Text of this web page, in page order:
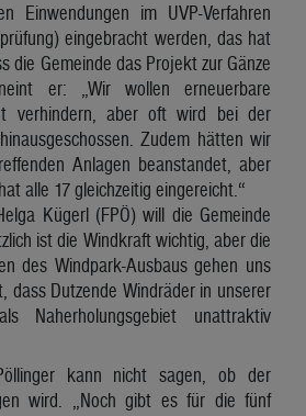
Einwendungen im UVP-Verfahren
eingebracht werden, das hat
die Gemeinde das Projekt zur Gänze
er: „Wir wollen erneuerbare
verhindern, aber oft wird bei der
Zudem hätten wir
Anlagen beanstandet, aber
alle 17 gleichzeitig eingereicht.“
Kügerl (FPÖ) will die Gemeinde
ist die Windkraft wichtig, aber die
des Windpark-Ausbaus gehen uns
dass Dutzende Windräder in unserer
Naherholungsgebiet unattraktiv
kann nicht sagen, ob der
wird. „Noch gibt es für die fünf